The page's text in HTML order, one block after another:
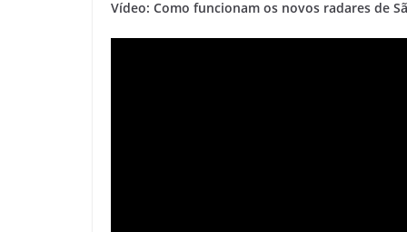
Vídeo: Como funcionam os novos radares de